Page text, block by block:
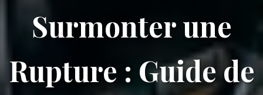
Surmonter une
Rupture : Guide de